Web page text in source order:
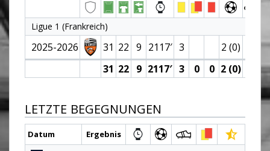
Ligue 1 (Frankreich)
2025-2026 31 22 9 2117′ 3 2 (0)
31 22 9 2117′ 3 0 0 2 (0)
LETZTE BEGEGNUNGEN
Datum Ergebnis